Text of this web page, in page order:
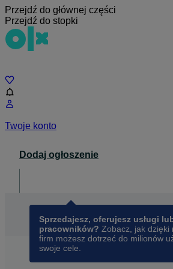
Przejdź do głównej części
Przejdź do stopki
Twoje konto
Dodaj ogłoszenie
Sprzedajesz, oferujesz usługi
pracowników? Zobacz, jak dzięki
firm możesz dotrzeć do milionów
swoje cele.